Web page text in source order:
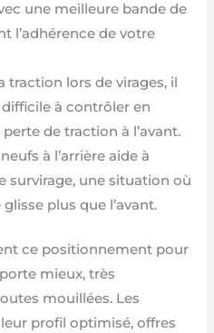
une meilleure bande de
l’adhérence de votre
traction lors de virages, il
à contrôler en
de traction à l’avant.
à l’arrière aide à
survirage, une situation où
plus que l’avant.
ce positionnement pour
mieux, très
mouillées. Les
profil optimisé, offres